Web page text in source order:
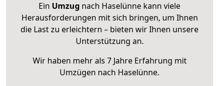
Ein Umzug nach Haselünne kann viele
Herausforderungen mit sich bringen, um Ihnen
die Last zu erleichtern – bieten wir Ihnen unsere
Unterstützung an.
Wir haben mehr als 7 Jahre Erfahrung mit
Umzügen nach Haselünne.